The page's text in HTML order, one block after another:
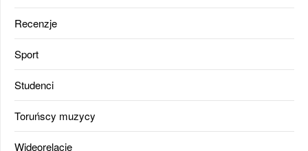
Recenzje
Sport
Studenci
Toruńscy muzycy
Wideorelacje